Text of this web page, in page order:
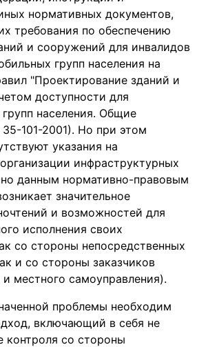
нормативных документов,
требования по обеспечению
и сооружений для инвалидов
групп населения на
"Проектирование зданий и
доступности для
населения. Общие
101-2001). Но при этом
указания на
инфраструктурных
данным нормативно-правовым
значительное
и возможностей для
исполнения своих
со стороны непосредственных
и со стороны заказчиков
и местного самоуправления).
проблемы необходим
включающий в себя не
контроля со стороны